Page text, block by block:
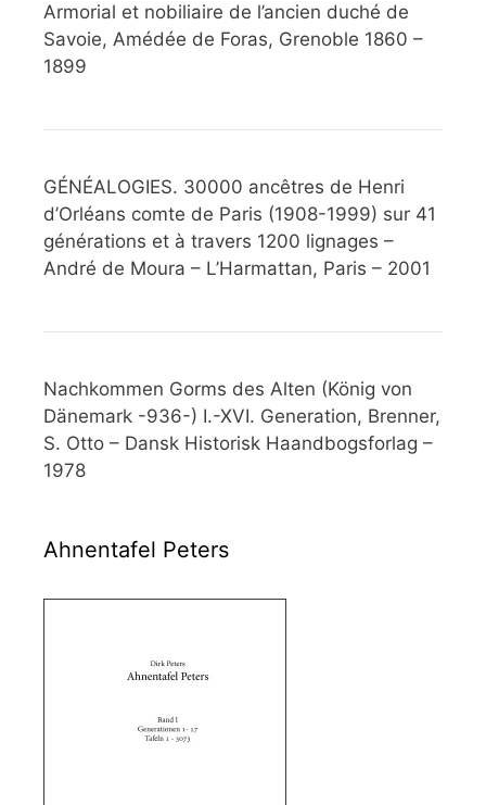
Armorial et nobiliaire de l’ancien duché de
Savoie, Amédée de Foras, Grenoble 1860 –
1899
GÉNÉALOGIES. 30000 ancêtres de Henri
d’Orléans comte de Paris (1908-1999) sur 41
générations et à travers 1200 lignages –
André de Moura – L’Harmattan, Paris – 2001
Nachkommen Gorms des Alten (König von
Dänemark -936-) I.-XVI. Generation, Brenner,
S. Otto – Dansk Historisk Haandbogsforlag –
1978
Ahnentafel Peters